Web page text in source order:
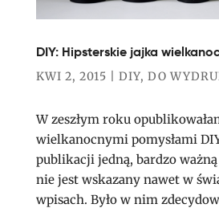
DIY: Hipsterskie jajka
KWI 2, 2015 DIY, DO
W zeszłym roku
wielkanocnymi pomysłami
publikacji jedną, bardzo
nie jest wskazany nawet w
wpisach. Było w nim